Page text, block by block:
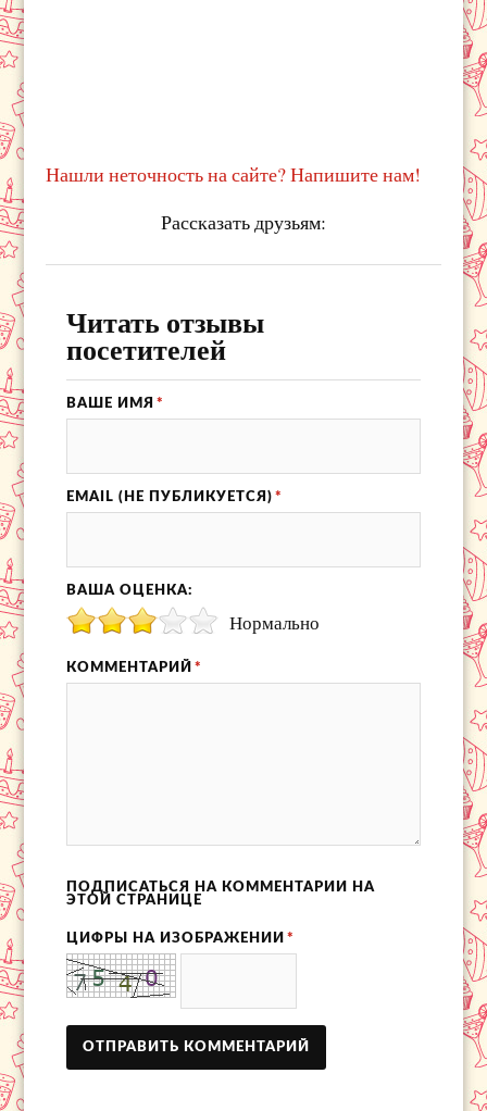
Нашли неточность на сайте? Напишите нам!
Рассказать друзьям:
Читать отзывы
посетителей
ВАШЕ ИМЯ *
EMAIL (НЕ ПУБЛИКУЕТСЯ) *
ВАША ОЦЕНКА:
Нормально
КОММЕНТАРИЙ *
ПОДПИСАТЬСЯ НА КОММЕНТАРИИ НА
ЭТОЙ СТРАНИЦЕ
ЦИФРЫ НА ИЗОБРАЖЕНИИ *